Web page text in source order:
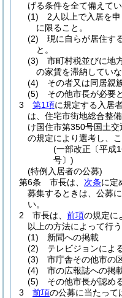
げる条件を全て備えて
(1)
2人以上で入居を
に限ること。
(2)
現に自らが居住す
と。
(3)
市町村税並びに地
の家賃を滞納していな
(4)
その者又は同居親
(5)
その他市長が必要
3
第1項に規定する入居
は、住宅市街地総合整
け国住市第350号国土
の規定により選考し、
(一部改正〔平成
号〕)
(特例入居者の公募)
第6条
市長は、 次条に定
募集するときは、公募
い。
2
市長は、 前項の規定に
以上の方法によって行う
(1)
新聞への掲載
(2)
テレビジョンによ
(3)
市庁舎その他市の
(4)
市の広報誌への掲
(5)
その他市長が認め
3
前項の公募に当たって